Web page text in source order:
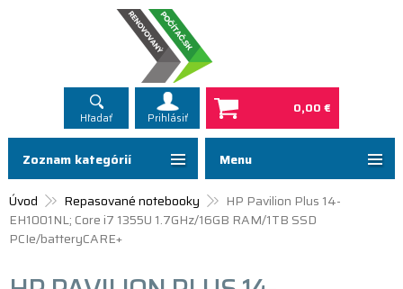
Hľadať Prihlásiť
0,00 €
Menu
Úvod Repasované notebooky
HP Pavilion Plus 14-
EH1001NL; Core i7 1355U 1.7GHz/16GB RAM/1TB SSD
PCIe/batteryCARE+
Zoznam kategórií